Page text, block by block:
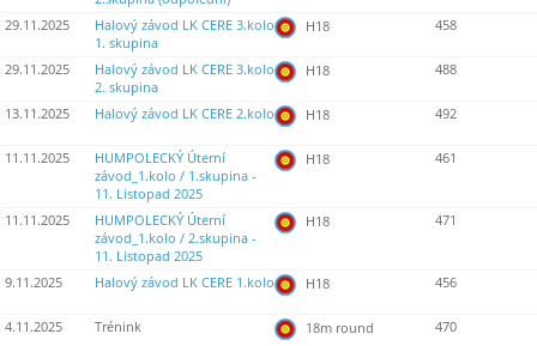
29.11.2025
Halový závod LK CERE 3.kolo
1. skupina
H18 458
29.11.2025
Halový závod LK CERE 3.kolo
2. skupina
H18 488
13.11.2025 Halový závod LK CERE 2.kolo H18 492
11.11.2025
HUMPOLECKÝ Úterní
závod_1.kolo / 1.skupina -
11. Listopad 2025
H18 461
11.11.2025
HUMPOLECKÝ Úterní
závod_1.kolo / 2.skupina -
11. Listopad 2025
H18 471
9.11.2025 Halový závod LK CERE 1.kolo H18 456
4.11.2025 Trénink 18m round 470